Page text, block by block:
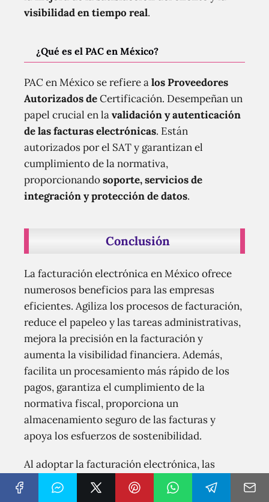
visibilidad en tiempo real.
¿Qué es el PAC en México?
PAC en México se refiere alos Proveedores
Autorizados deCertificación. Desempeñan un
papel crucial en lavalidación y autenticación
de las facturas electrónicas. Están
autorizados por el SAT y garantizan el
cumplimiento de la normativa,
proporcionandosoporte, servicios de
integración y protección de datos.
Conclusión
La facturación electrónica en México ofrece
numerosos beneficios para las empresas
eficientes. Agiliza los procesos de facturación,
reduce el papeleo y las tareas administrativas,
mejora la precisión en la facturación y
aumenta la visibilidad financiera. Además,
facilita un procesamiento más rápido de los
pagos, garantiza el cumplimiento de la
normativa fiscal, proporciona un
almacenamiento seguro de las facturas y
apoya los esfuerzos de sostenibilidad.
Al adoptar la facturación electrónica, las
empresas pueden optimizar su proceso de
facturación, aumentar la productividad y, en